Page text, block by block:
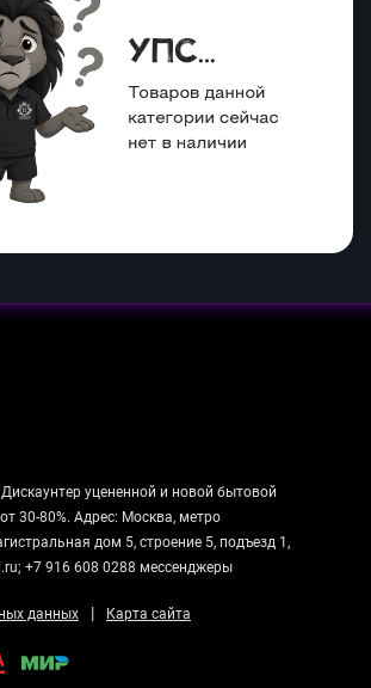
Дискаунтер уцененной и новой бытовой
30-80%. Адрес: Москва, метро
дом 5, строение 5, подъезд 1,
+7 916 608 0288 мессенджеры
данных | Карта сайта